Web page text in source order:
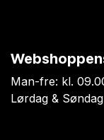
Man-fre: kl.
Lørdag &